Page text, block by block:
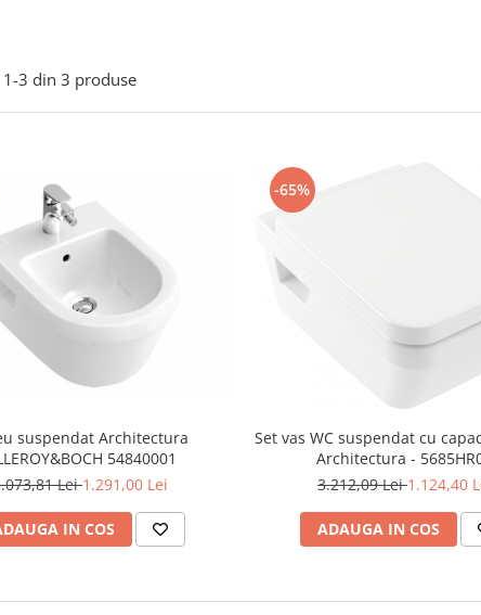
1-3 din 3 produse
suspendat Architectura
54840001
Lei1.291,00 Lei
IN COS
-65%
Set vas WC suspendat cu
Architectura -
3.212,09 Lei1.124,40
ADAUGA IN COS